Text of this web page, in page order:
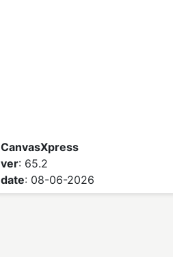
CanvasXpress
ver: 65.2
date: 08-06-2026